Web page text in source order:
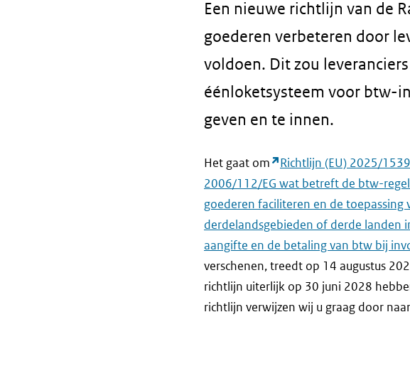
Een nieuwe richtlijn van de
goederen verbeteren door
voldoen. Dit zou
éénloketsysteem voor btw-
geven en te innen.
Het gaat om
Richtlijn (EU) 2025/
2006/112/EG wat betreft de btw-
goederen faciliteren en de
derdelandsgebieden of derde landen
aangifte en de betaling van btw bij
verschenen, treedt op 14 augustus
richtlijn uiterlijk op 30 juni 2028
richtlijn verwijzen wij u graag door naar